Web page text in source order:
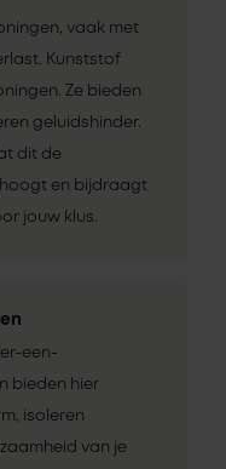
vaak met
Kunststof
Ze bieden
geluidshinder.
dit de
en bijdraagt
jouw klus.
een-
bieden hier
isoleren
van je